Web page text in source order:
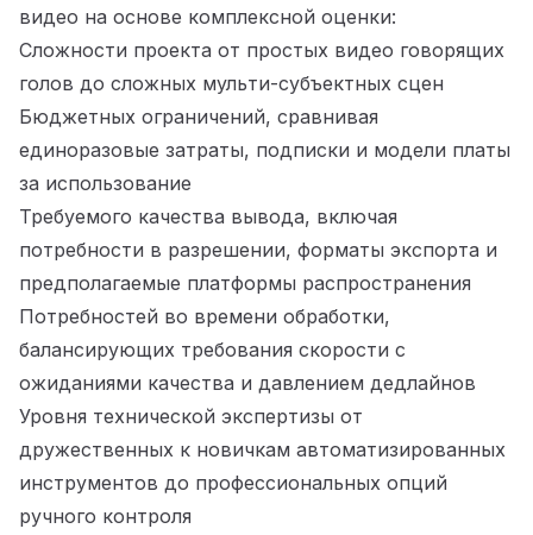
видео на основе комплексной оценки:
Сложности проекта от простых видео говорящих
голов до сложных мульти-субъектных сцен
Бюджетных ограничений, сравнивая
единоразовые затраты, подписки и модели платы
за использование
Требуемого качества вывода, включая
потребности в разрешении, форматы экспорта и
предполагаемые платформы распространения
Потребностей во времени обработки,
балансирующих требования скорости с
ожиданиями качества и давлением дедлайнов
Уровня технической экспертизы от
дружественных к новичкам автоматизированных
инструментов до профессиональных опций
ручного контроля